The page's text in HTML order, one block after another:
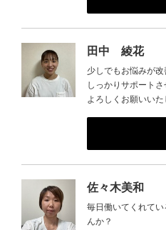
田中 綾花
少しでもお悩みが改
しっかりサポートさ
よろしくお願いいた
佐々木美和
毎日働いてくれて
んか？